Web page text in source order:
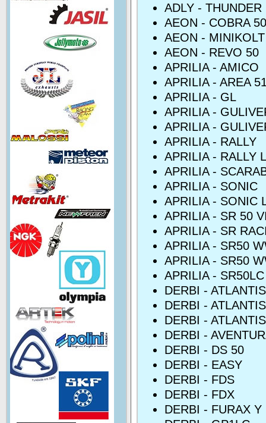
ADLY - THUNDER
AEON - COBRA 50
AEON -
AEON - REVO 50
APRILIA - AMICO
APRILIA - AREA
APRILIA - GL
APRILIA -
APRILIA -
APRILIA - RALLY
APRILIA - RALLY
APRILIA -
APRILIA - SONIC
APRILIA - SONIC
APRILIA - SR 50
APRILIA - SR
APRILIA - SR50
APRILIA - SR50
APRILIA - SR50LC
DERBI -
DERBI -
DERBI -
DERBI -
DERBI - DS 50
DERBI - EASY
DERBI - FDS
DERBI - FDX
DERBI - FURAX Y